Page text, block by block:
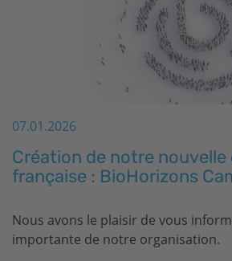
07.01.2026
Création de notre
française : BioHorizons
Nous avons le plaisir de vous
importante de notre organisation.